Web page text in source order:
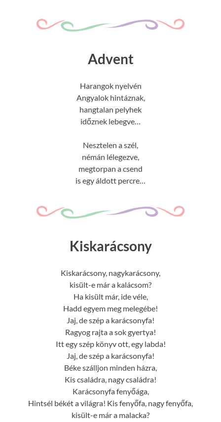
Advent
Harangok nyelvén
Angyalok hintáznak,
hangtalan pelyhek
időznek lebegve…
Nesztelen a szél,
némán lélegezve,
megtorpan a csend
is egy áldott percre…
Kiskarácsony
Kiskarácsony, nagykarácsony,
kisült-e már a kalácsom?
Ha kisült már, ide véle,
Hadd egyem meg melegébe!
Jaj, de szép a karácsonyfa!
Ragyog rajta a sok gyertya!
Itt egy szép könyv ott, egy labda!
Jaj, de szép a karácsonyfa!
Béke szálljon minden házra,
Kis családra, nagy családra!
Karácsonyfa fenyőága,
Hintsél békét a világra! Kis fenyőfa, nagy fenyőfa,
kisült-e már a malacka?